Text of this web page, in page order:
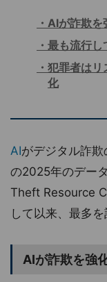
AIが詐欺を
最も流行し
犯罪者はリ
化
AIがデジタル詐
の2025年のデー
Theft Resource
して以来、最多を
AIが詐欺を強